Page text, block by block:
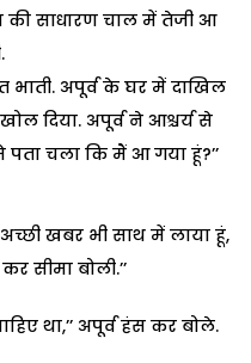
की साधारण चाल में तेजी आ
भाती. अपूर्व के घर में दाखिल
दिया. अपूर्व ने आश्चर्य से
पता चला कि मैं आ गया हूं?’’
खबर भी साथ में लाया हूं,
सीमा बोली.’’
था,’’ अपूर्व हंस कर बोले.